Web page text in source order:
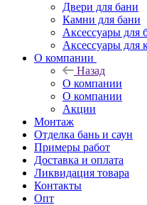
Двери для бани
Камни для бани
Аксессуары для
Аксессуары для
О компании
Назад
О компании
О компании
Акции
Монтаж
Отделка бань и саун
Примеры работ
Доставка и оплата
Ликвидация товара
Контакты
Опт